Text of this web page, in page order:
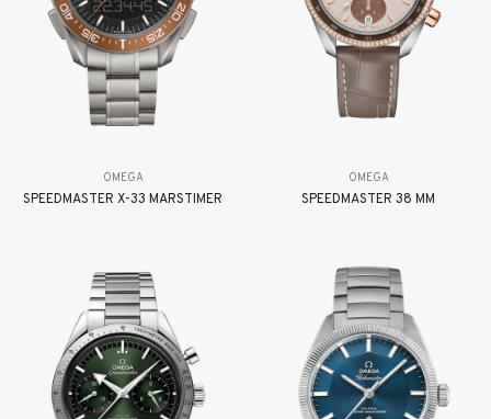
OMEGA
SPEEDMASTER X-33 MARSTIMER
OMEGA
SPEEDMASTER 38 MM